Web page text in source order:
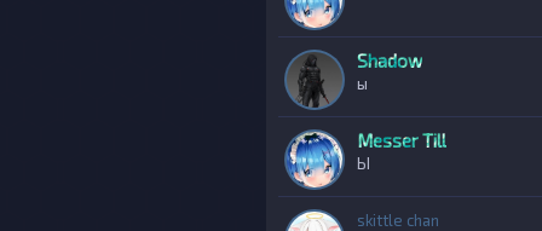
Shadow
ы
Messer Till
Ы
skittle chan